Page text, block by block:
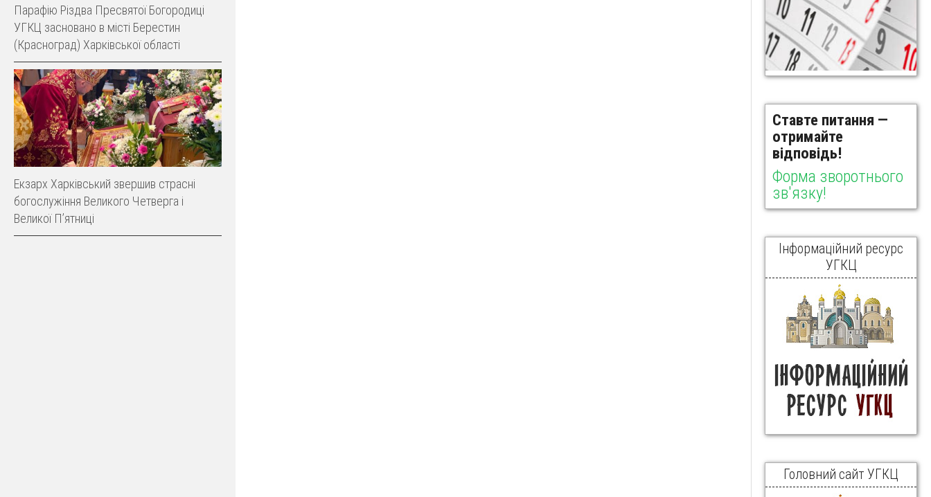
Парафію Різдва Пресвятої Богородиці
УГКЦ засновано в місті Берестин
(Красноград) Харківської області
Екзарх Харківський звершив страсні
богослужіння Великого Четверга і
Великої Пʼятниці
Ставте питання —
отримайте
відповідь!
Форма зворотнього
зв'язку!
Інформаційний ресурс
УГКЦ
Головний сайт УГКЦ